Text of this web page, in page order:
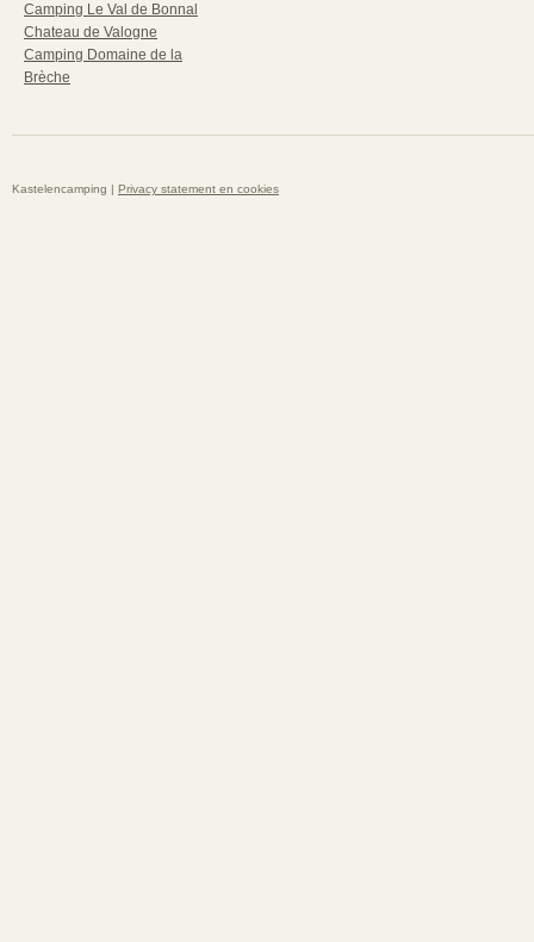
Camping Le Val de Bonnal
Chateau de Valogne
Camping Domaine de la
Brèche
Kastelencamping | Privacy statement en cookies